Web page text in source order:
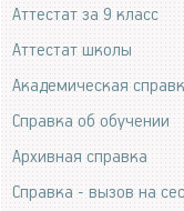
Аттестат за 9 класс
Аттестат школы
Академическая
Справка об обучении
Архивная справка
Справка - вызов на